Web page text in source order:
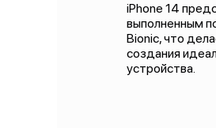
iPhone 14
выполненным
Bionic, что
создания
устройства.